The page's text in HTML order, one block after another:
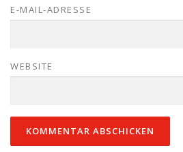
E-MAIL-ADRESSE
WEBSITE